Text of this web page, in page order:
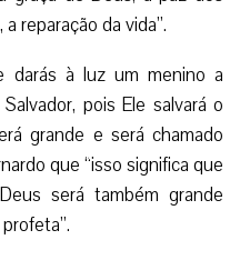
reparação da vida”.
darás à luz um menino a
pois Ele salvará o
grande e será chamado
que “isso significa que
será também grande